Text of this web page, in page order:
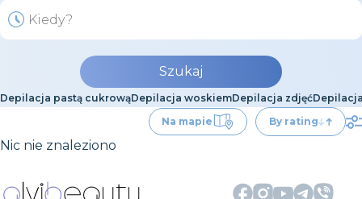
Szukaj
Depilacja pastą cukrowąDepilacja woskiemDepilacja zdjęć
Na mapie
By rating
Nic nie znaleziono